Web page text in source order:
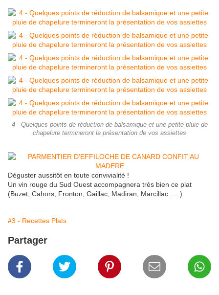
4 - Quelques points de réduction de balsamique et une petite pluie de
chapelure termineront la présentation de vos assiettes
Déguster aussitôt en toute convivialité !
Un vin rouge du Sud Ouest accompagnera très bien ce plat
(Buzet, Cahors, Fronton, Gaillac, Madiran, Marcillac .... )
#3 - Recettes Plats
Partager